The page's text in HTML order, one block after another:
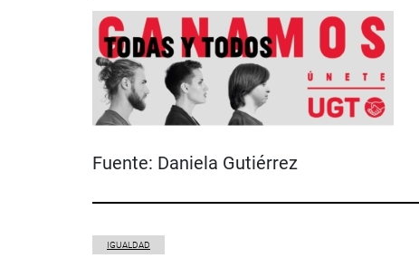
Fuente: Daniela Gutiérrez
IGUALDAD